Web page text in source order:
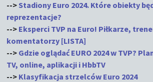
--> Stadiony Euro 2024. Które obiekty
reprezentacje?
--> Eksperci TVP na Euro! Piłkarze,
komentatorzy [LISTA]
--> Gdzie oglądać EURO 2024 w TVP?
TV, online, aplikacji i HbbTV
--> Klasyfikacja strzelców Euro 2024